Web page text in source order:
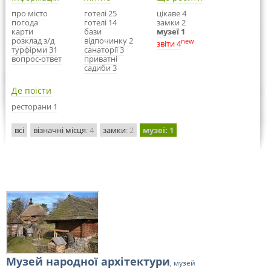
про місто
погода
карти
розклад з/д
турфірми 31
вопрос-ответ
готелі 25
готелі 14
бази
відпочинку 2
санаторії 3
приватні
садиби 3
цікаве 4
замки 2
музеї 1
звіти 4new
Де поїсти
ресторани 1
всі візначні місця: 4 замки: 2 музеї: 1
Музей народної архітектури, музей